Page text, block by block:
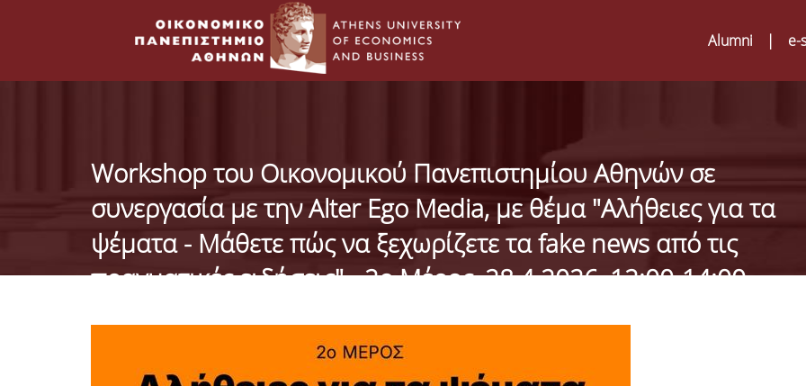
Alumni | e-
Workshop του Οικονομικού Πανεπιστημίου Αθηνών σε
συνεργασία με την Alter Ego Media, με θέμα "Αλήθειες για τα
ψέματα - Μάθετε πώς να ξεχωρίζετε τα fake news από τις
πραγματικές ειδήσεις" - 2ο Μέρος, 28.4.2026, 12:00-14:00